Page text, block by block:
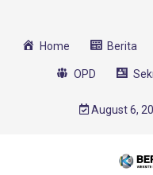
Home Berita
OPD
August 6,